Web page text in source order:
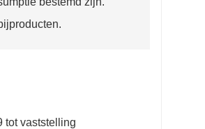
tot vaststelling